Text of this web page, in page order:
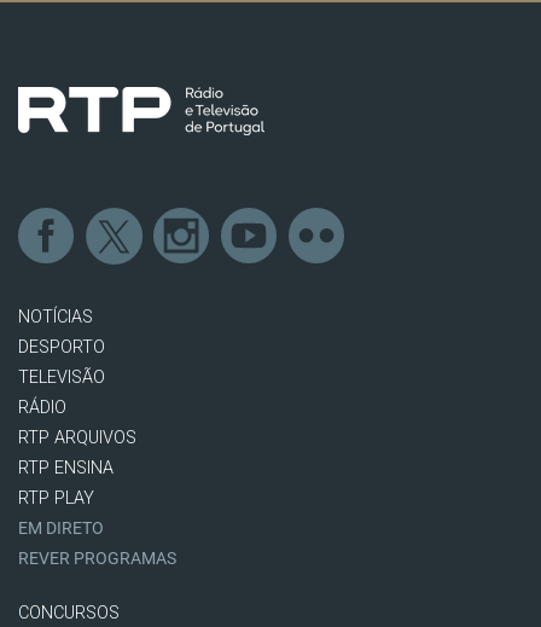
NOTÍCIAS
DESPORTO
TELEVISÃO
RÁDIO
RTP ARQUIVOS
RTP ENSINA
RTP PLAY
EM DIRETO
REVER PROGRAMAS
CONCURSOS